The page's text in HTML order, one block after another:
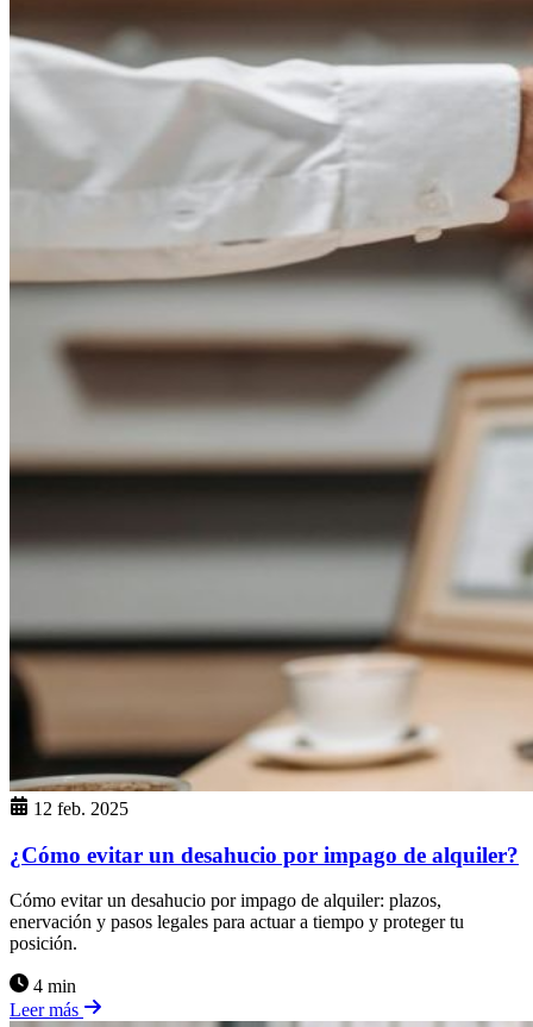
12 feb. 2025
¿Cómo evitar un desahucio por impago de alquiler?
Cómo evitar un desahucio por impago de alquiler: plazos,
enervación y pasos legales para actuar a tiempo y proteger tu
posición.
4 min
Leer más